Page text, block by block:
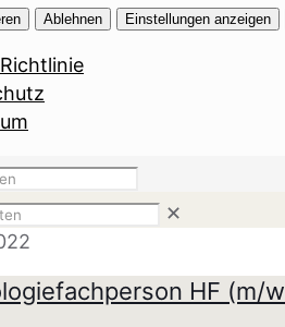
Ablehnen Einstellungen anzeigen
✕
HF (m/